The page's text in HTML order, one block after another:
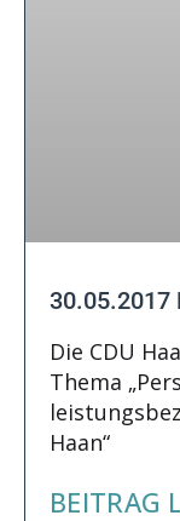
30.05.2017
Die CDU
Thema
Haan“
BEITRAG